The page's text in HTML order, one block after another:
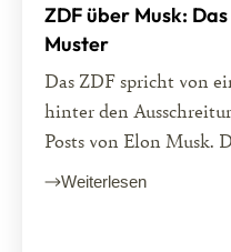
ZDF über Musk:
Muster
Das ZDF spricht von
hinter den
Posts von Elon Musk.
Weiterlesen